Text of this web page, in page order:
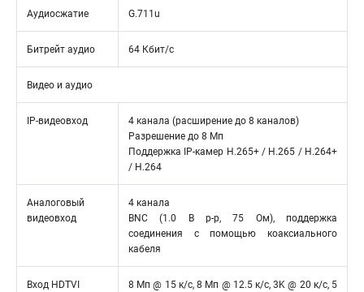
Аудиосжатие G.711u
Битрейт аудио 64 Кбит/с
Видео и аудио
IP-видеовход
4 канала (расширение до 8 каналов)
Разрешение до 8 Мп
Поддержка IP-камер H.265+ / H.265 / H.264+
/ H.264
Аналоговый
видеовход
4 канала
BNC (1.0 В p-p, 75 Ом), поддержка
соединения с помощью коаксиального
кабеля
Вход HDTVI
8 Мп @ 15 к/с, 8 Мп @ 12.5 к/с, 3K @ 20 к/с, 5